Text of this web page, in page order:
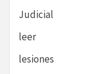
Judicial
leer
lesiones